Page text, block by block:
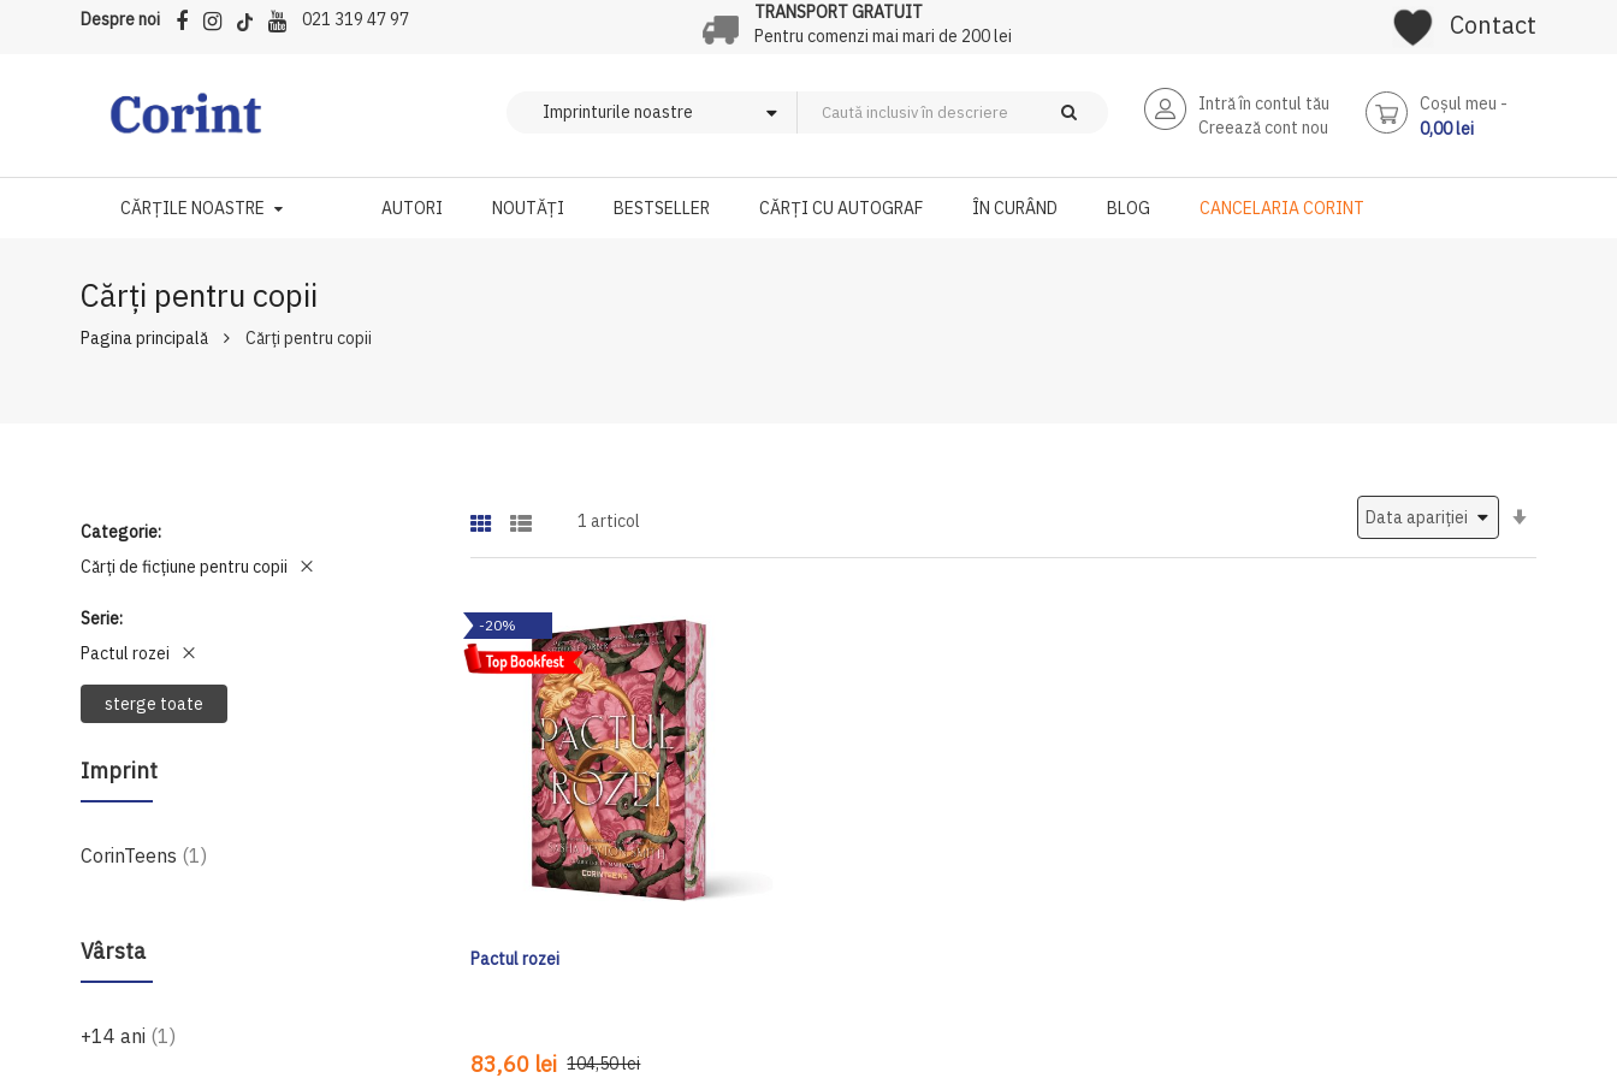
Despre noi 021 319 47 97
TRANSPORT GRATUIT
Pentru comenzi mai mari de 200 lei
Contact
Intră în contul tău
Creează cont nou
Coşul meu
0,00 lei
CĂRȚILE NOASTRE AUTORI NOUTĂȚI BESTSELLER CĂRȚI CU AUTOGRAF ÎN CURÂND BLOG CANCELARIA CORINT
Cărți pentru copii
Pagina principală Cărți pentru copii
Categorie
Cărți de ficțiune pentru copii
Serie
Pactul rozei
sterge toate
Imprint
CorinTeens 1produs
Vârsta
+14 ani 1produs
1 articol
-20%
Pactul rozei
83,60 lei 104,50 lei